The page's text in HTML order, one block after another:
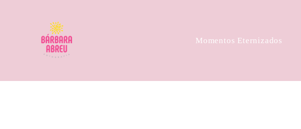
Momentos Eternizados